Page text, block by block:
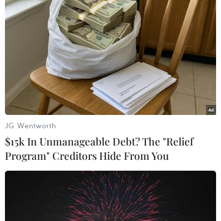
đã bắt đầu buổi học.
Sẽ thất bại nếu lệch giờ nhau quá ngắn
Theo ông Nguyễn Xuân Thủy, nguyên Giám đốc,
Tổng biên tập Nhà xuất bản Giao thông Vận tải
(Bộ Giao thông Vận tải), việc thay đổi giờ làm,
giờ học là cần thiết để các giờ lệch nhau giảm
căng thẳng giao thông vào giờ cao điểm, nhưng
các giờ phải cách nhau một tiếng.
Ông Thủy cũng nhìn nhận rằng, các khu giờ đi
làm và tan tầm chỉ cách nhau khoảng 30 phút,
trong khi thói quen của người Việt lâu nay đi
làm muộn về sớm là rất phổ biến, dẫn đến việc
thay đổi giờ như vậy không còn hiệu quả nữa.
JG Wentworth
$15k In Unmanageable Debt? The "Relief
Program" Creditors Hide From You